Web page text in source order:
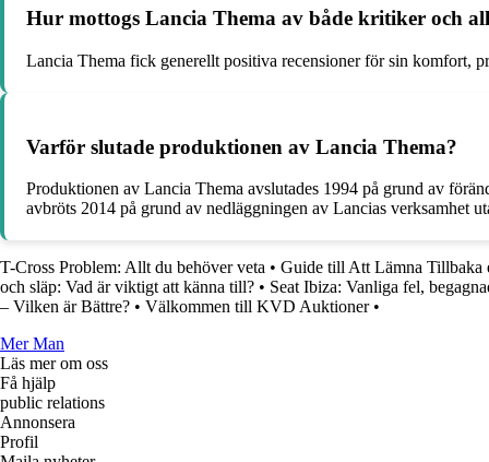
Hur mottogs Lancia Thema av både kritiker och
Lancia Thema fick generellt positiva recensioner för sin komfort,
Varför slutade produktionen av Lancia Thema?
Produktionen av Lancia Thema avslutades 1994 på grund av
avbröts 2014 på grund av nedläggningen av Lancias verksamhet
T-Cross Problem: Allt du behöver veta • Guide till Att Lämna Tillbaka
och släp: Vad är viktigt att känna till? • Seat Ibiza: Vanliga fel,
– Vilken är Bättre? • Välkommen till KVD Auktioner•
Mer Man
Läs mer om oss
Få hjälp
public relations
Annonsera
Profil